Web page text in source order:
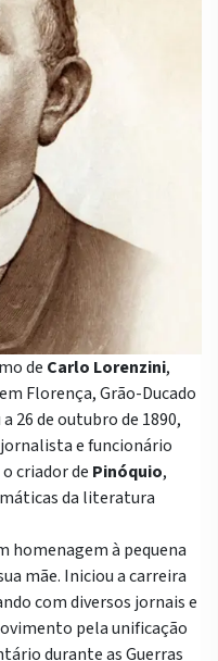
de Carlo Lorenzini,
Florença, Grão-Ducado
26 de outubro de 1890,
e funcionário
criador de Pinóquio,
da literatura
homenagem à pequena
mãe. Iniciou a carreira
com diversos jornais e
pela unificação
durante as Guerras